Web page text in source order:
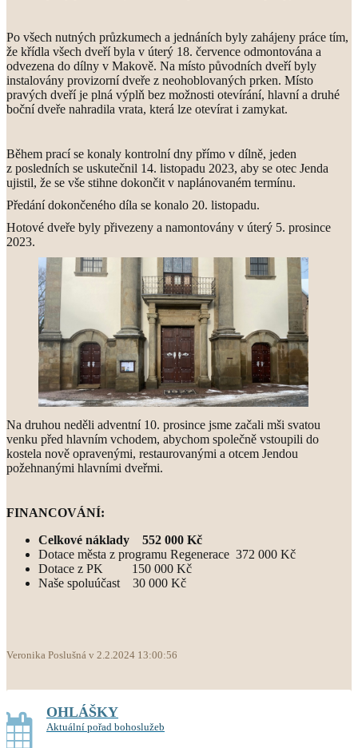
Po všech nutných průzkumech a jednáních byly zahájeny práce tím,
že křídla všech dveří byla v úterý 18. července odmontována a
odvezena do dílny v Makově. Na místo původních dveří byly
instalovány provizorní dveře z neohoblovaných prken. Místo
pravých dveří je plná výplň bez možnosti otevírání, hlavní a druhé
boční dveře nahradila vrata, která lze otevírat i zamykat.
Během prací se konaly kontrolní dny přímo v dílně, jeden
z posledních se uskutečnil 14. listopadu 2023, aby se otec Jenda
ujistil, že se vše stihne dokončit v naplánovaném termínu.
Předání dokončeného díla se konalo 20. listopadu.
Hotové dveře byly přivezeny a namontovány v úterý 5. prosince
2023.
Na druhou neděli adventní 10. prosince jsme začali mši svatou
venku před hlavním vchodem, abychom společně vstoupili do
kostela nově opravenými, restaurovanými a otcem Jendou
požehnanými hlavními dveřmi.
FINANCOVÁNÍ:
Celkové náklady 552 000 Kč
Dotace města z programu Regenerace 372 000 Kč
Dotace z PK 150 000 Kč
Naše spoluúčast 30 000 Kč
Veronika Poslušná v 2.2.2024 13:00:56
OHLÁŠKY
Aktuální pořad bohoslužeb